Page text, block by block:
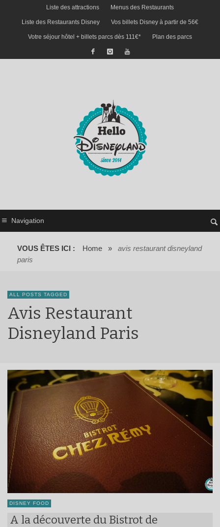
Liste des attractions Menus des Restaurants
Liste des Restaurants Disney Vos billets Disney à partir de 56€
Votre séjour hôtel + billets parcs dès 111€* Plan des parcs
Navigation
VOUS ÊTES ICI : Home »
avis restaurant disneyland
paris
ALL POSTS TAGGED
Avis Restaurant
Disneyland Paris
DISNEY FOOD
A la découverte du Bistrot de